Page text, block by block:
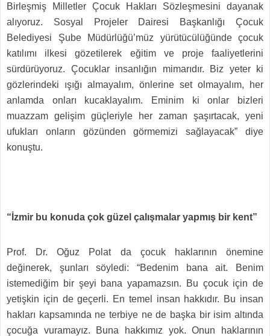
Birleşmiş Milletler Çocuk Hakları Sözleşmesini dayanak
alıyoruz. Sosyal Projeler Dairesi Başkanlığı Çocuk
Belediyesi Şube Müdürlüğü’müz yürütücülüğünde çocuk
katılımı ilkesi gözetilerek eğitim ve proje faaliyetlerini
sürdürüyoruz. Çocuklar insanlığın mimarıdır. Biz yeter ki
gözlerindeki ışığı almayalım, önlerine set olmayalım, her
anlamda onları kucaklayalım. Eminim ki onlar bizleri
muazzam gelişim güçleriyle her zaman şaşırtacak, yeni
ufukları onların gözünden görmemizi sağlayacak” diye
konuştu.
“İzmir bu konuda çok güzel çalışmalar yapmış bir kent”
Prof. Dr. Oğuz Polat da çocuk haklarının önemine
değinerek, şunları söyledi: “Bedenim bana ait. Benim
istemediğim bir şeyi bana yapamazsın. Bu çocuk için de
yetişkin için de geçerli. En temel insan hakkıdır. Bu insan
hakları kapsamında ne terbiye ne de başka bir isim altında
çocuğa vuramayız. Buna hakkımız yok. Onun haklarının